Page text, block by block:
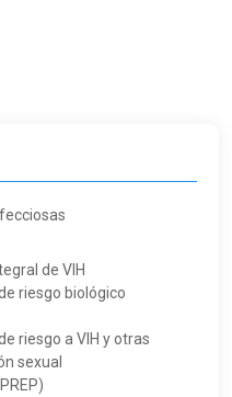
de VIH
riesgo biológico
riesgo a VIH y otras
sexual